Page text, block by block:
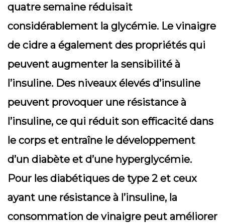
quatre semaine réduisait
considérablement la glycémie. Le vinaigre
de cidre a également des propriétés qui
peuvent augmenter la sensibilité à
l’insuline. Des niveaux élevés d’insuline
peuvent provoquer une résistance à
l’insuline, ce qui réduit son efficacité dans
le corps et entraîne le développement
d’un diabète et d’une hyperglycémie.
Pour les diabétiques de type 2 et ceux
ayant une résistance à l’insuline, la
consommation de vinaigre peut améliorer